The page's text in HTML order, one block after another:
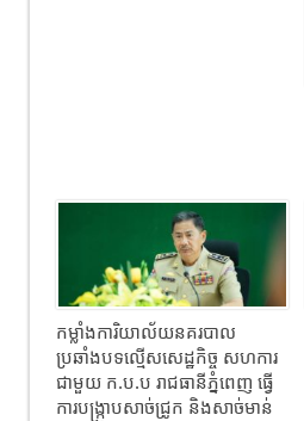
កម្លាំងការិយាល័យនគរបាល
ប្រឆាំងបទល្មើសសេដ្ឋកិច្ច សហការ
ជាមួយ ក.ប.ប រាជធានីភ្នំពេញ ធ្វើ
ការបង្ក្រាបសាច់ជ្រូក និងសាច់មាន់